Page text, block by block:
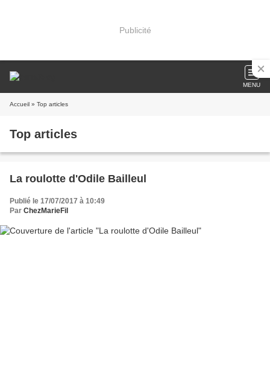
Publicité
MENU
Accueil » Top articles
Top articles
La roulotte d'Odile Bailleul
Publié le 17/07/2017 à 10:49
Par ChezMarieFil